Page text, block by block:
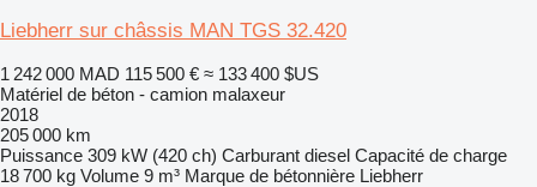
Liebherr sur châssis MAN TGS 32.420
1 242 000 MAD 115 500 € ≈ 133 400 $US
Matériel de béton - camion malaxeur
2018
205 000 km
Puissance 309 kW (420 ch) Carburant diesel Capacité de charge
18 700 kg Volume 9 m³ Marque de bétonnière Liebherr